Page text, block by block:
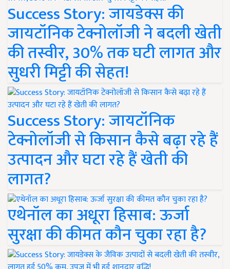
Success Story: जायडेक्स की
जायटॉनिक टेक्नोलॉजी ने बदली खेती
की तस्वीर, 30% तक घटी लागत और
सुधरी मिट्टी की सेहत!
Success Story: जायटॉनिक
टेक्नोलॉजी से किसान कैसे बढ़ा रहे हैं
उत्पादन और घटा रहे हैं खेती की
लागत?
एथेनॉल का अधूरा हिसाब: ऊर्जा
सुरक्षा की कीमत कौन चुका रहा है?